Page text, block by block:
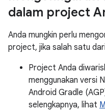
dalam project
Anda mungkin perlu
project, jika salah satu
Project Anda
menggunakan versi
Android Gradle
selengkapnya, lihat